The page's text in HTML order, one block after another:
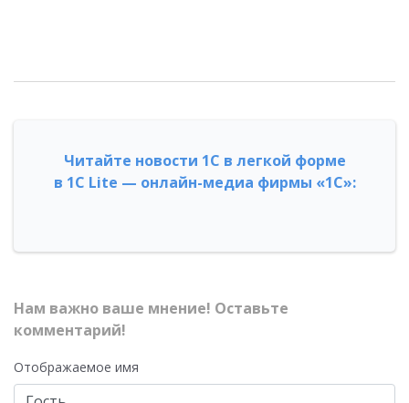
Читайте новости 1С в легкой форме
в 1С Lite — онлайн-медиа фирмы «1С»:
Нам важно ваше мнение! Оставьте
комментарий!
Отображаемое имя